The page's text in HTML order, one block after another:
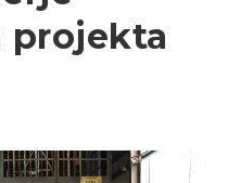
projekta